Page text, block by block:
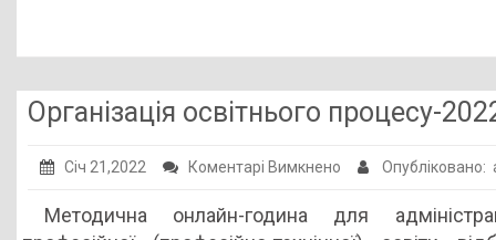
Організація освітнього процесу-
Січ 21,2022 Коментарі Вимкнено до
освітнього
Методична онлайн-година для